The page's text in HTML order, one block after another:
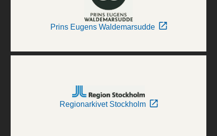
Prins Eugens Waldemarsudde
Regionarkivet Stockholm